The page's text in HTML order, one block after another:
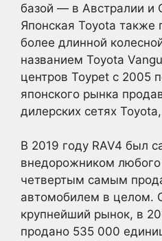
базой — в Австралии и
Японская Toyota также
более длинной
названием Toyota
центров Toypet с 2005
японского рынка
дилерских сетях
В 2019 году RAV4 был
внедорожником
четвертым самым
автомобилем в целом.
крупнейший рынок, в
продано 535 000